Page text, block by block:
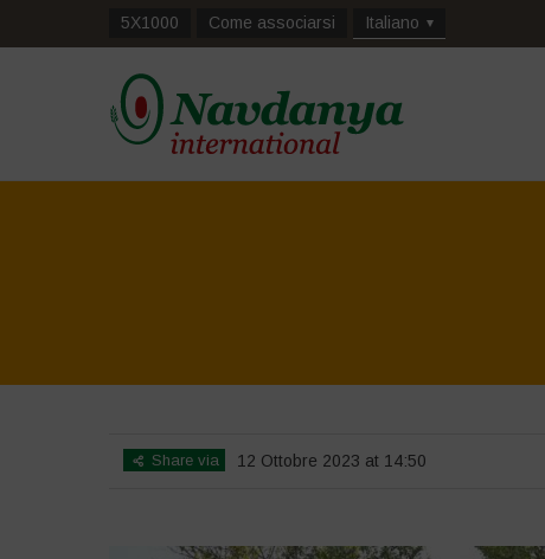
5X1000 Come associarsi Italiano
Share via 12 Ottobre 2023 at 14:50